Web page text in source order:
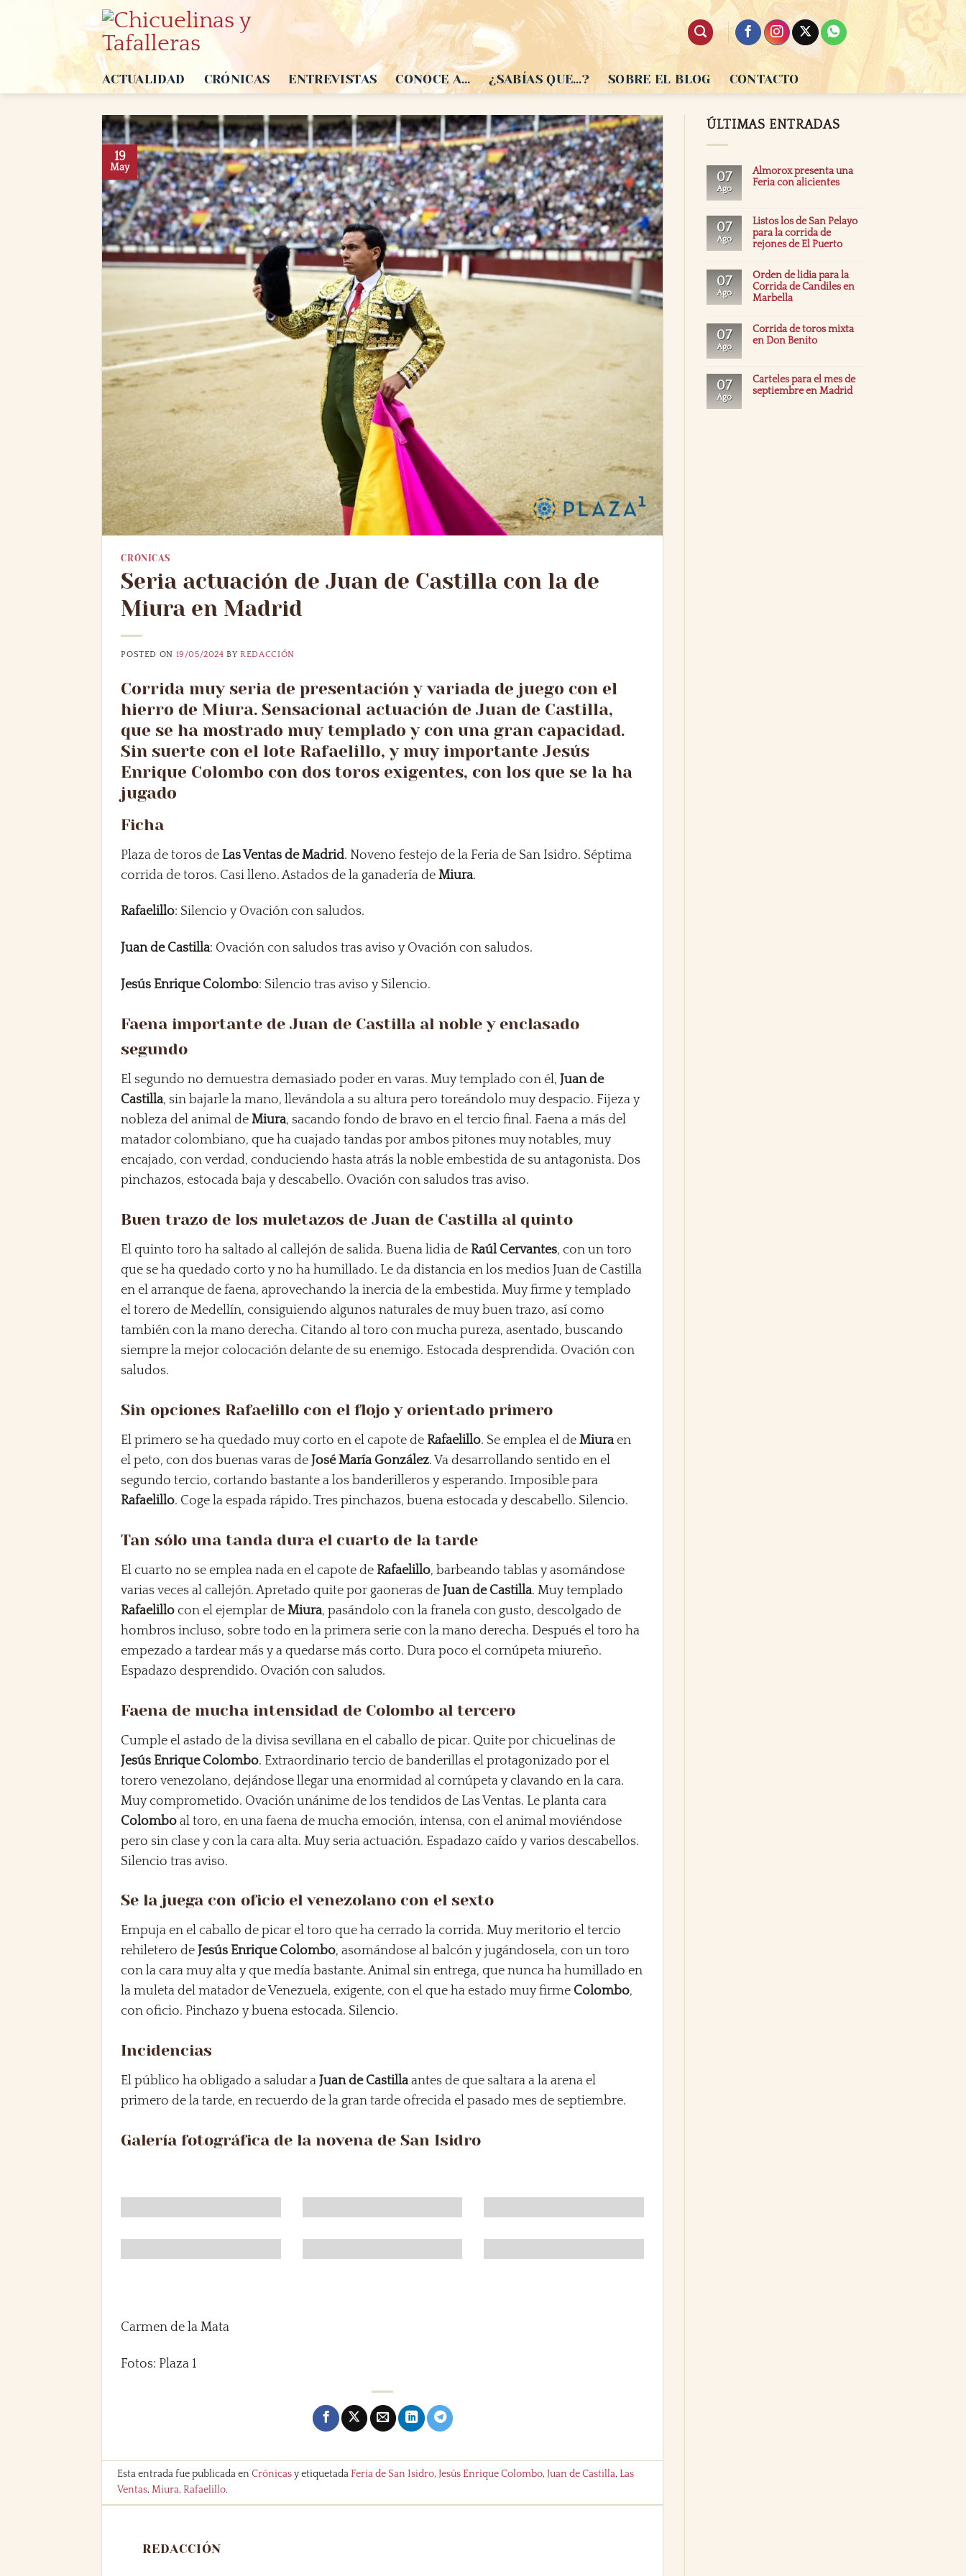
ACTUALIDAD
CRÓNICAS ENTREVISTAS CONOCE A… ¿SABÍAS QUE…? SOBRE EL BLOG CONTACTO
19
May
CRÓNICAS
Seria actuación de Juan de Castilla con la de
Miura en Madrid
POSTED ON 19/05/2024 BYREDACCIÓN
Corrida muy seria de presentación y variada de juego con el
hierro de Miura. Sensacional actuación de Juan de Castilla,
que se ha mostrado muy templado y con una gran capacidad.
Sin suerte con el lote Rafaelillo, y muy importante Jesús
Enrique Colombo con dos toros exigentes, con los que se la ha
jugado
Ficha
Plaza de toros deLas Ventas de Madrid. Noveno festejo de la Feria de San Isidro. Séptima
corrida de toros. Casi lleno. Astados de la ganadería deMiura.
Rafaelillo: Silencio y Ovación con saludos.
Juan de Castilla: Ovación con saludos tras aviso y Ovación con saludos.
Jesús Enrique Colombo: Silencio tras aviso y Silencio.
Faena importante de Juan de Castilla al noble y enclasado
segundo
El segundo no demuestra demasiado poder en varas. Muy templado con él, Juan de
Castilla, sin bajarle la mano, llevándola a su altura pero toreándolo muy despacio. Fijeza y
nobleza del animal deMiura, sacando fondo de bravo en el tercio final. Faena a más del
matador colombiano, que ha cuajado tandas por ambos pitones muy notables, muy
encajado, con verdad, conduciendo hasta atrás la noble embestida de su antagonista. Dos
pinchazos, estocada baja y descabello. Ovación con saludos tras aviso.
Buen trazo de los muletazos de Juan de Castilla al quinto
El quinto toro ha saltado al callejón de salida. Buena lidia deRaúl Cervantes, con un toro
que se ha quedado corto y no ha humillado. Le da distancia en los medios Juan de Castilla
en el arranque de faena, aprovechando la inercia de la embestida. Muy firme y templado
el torero de Medellín, consiguiendo algunos naturales de muy buen trazo, así como
también con la mano derecha. Citando al toro con mucha pureza, asentado, buscando
siempre la mejor colocación delante de su enemigo. Estocada desprendida. Ovación con
saludos.
Sin opciones Rafaelillo con el flojo y orientado primero
El primero se ha quedado muy corto en el capote deRafaelillo. Se emplea el deMiuraen
el peto, con dos buenas varas deJosé María González. Va desarrollando sentido en el
segundo tercio, cortando bastante a los banderilleros y esperando. Imposible para
Rafaelillo. Coge la espada rápido. Tres pinchazos, buena estocada y descabello. Silencio.
Tan sólo una tanda dura el cuarto de la tarde
El cuarto no se emplea nada en el capote deRafaelillo, barbeando tablas y asomándose
varias veces al callejón. Apretado quite por gaoneras deJuan de Castilla. Muy templado
Rafaelillo con el ejemplar deMiura, pasándolo con la franela con gusto, descolgado de
hombros incluso, sobre todo en la primera serie con la mano derecha. Después el toro ha
empezado a tardear más y a quedarse más corto. Dura poco el cornúpeta miureño.
Espadazo desprendido. Ovación con saludos.
Faena de mucha intensidad de Colombo al tercero
Cumple el astado de la divisa sevillana en el caballo de picar. Quite por chicuelinas de
Jesús Enrique Colombo. Extraordinario tercio de banderillas el protagonizado por el
torero venezolano, dejándose llegar una enormidad al cornúpeta y clavando en la cara.
Muy comprometido. Ovación unánime de los tendidos de Las Ventas. Le planta cara
Colombo al toro, en una faena de mucha emoción, intensa, con el animal moviéndose
pero sin clase y con la cara alta. Muy seria actuación. Espadazo caído y varios descabellos.
Silencio tras aviso.
Se la juega con oficio el venezolano con el sexto
Empuja en el caballo de picar el toro que ha cerrado la corrida. Muy meritorio el tercio
rehiletero de Jesús Enrique Colombo, asomándose al balcón y jugándosela, con un toro
con la cara muy alta y que medía bastante. Animal sin entrega, que nunca ha humillado en
la muleta del matador de Venezuela, exigente, con el que ha estado muy firme Colombo,
con oficio. Pinchazo y buena estocada. Silencio.
Incidencias
El público ha obligado a saludar a Juan de Castillaantes de que saltara a la arena el
primero de la tarde, en recuerdo de la gran tarde ofrecida el pasado mes de septiembre.
Galería fotográfica de la novena de San Isidro
Carmen de la Mata
Fotos: Plaza 1
Esta entrada fue publicada enCrónicasy etiquetadaFeria de San Isidro,Jesús Enrique Colombo,Juan de Castilla,Las
Ventas,Miura,Rafaelillo.
REDACCIÓN
ÚLTIMAS ENTRADAS
07
Ago
Almorox presenta una
Feria con alicientes
07
Ago
Listos los de San Pelayo
para la corrida de
rejones de El Puerto
07
Ago
Orden de lidia para la
Corrida de Candiles en
Marbella
07
Ago
Corrida de toros mixta
en Don Benito
07
Ago
Carteles para el mes de
septiembre en Madrid